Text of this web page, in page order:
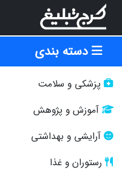
دسته بندی
پزشکی و سلامت
آموزش و پژوهش
آرایشی و بهداشتی
رستوران و غذا